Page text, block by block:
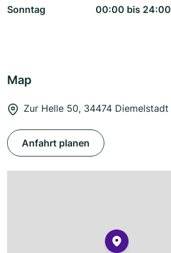
Sonntag
00:00 bis 24:00
Map
Zur Helle 50, 34474 Diemelstadt
Anfahrt planen